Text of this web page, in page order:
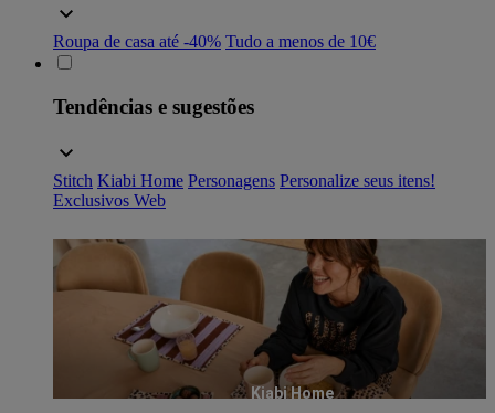
Roupa de casa até -40% Tudo a menos de 10€
Tendências e sugestões
Stitch Kiabi Home Personagens Personalize seus itens!
Exclusivos Web
Kiabi Home